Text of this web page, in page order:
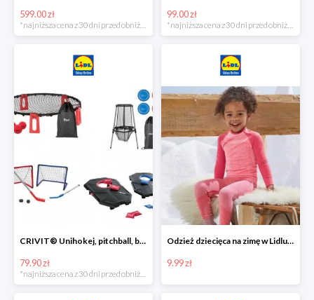
599.00 zł
*najniższa cena z 30 dni przed obniżką
99.00 zł
*najniższa cena z 30 dni przed obniżką
CRIVIT® Unihokej, pitchball, bean bag lub disc golf
79.90 zł
Odzież dziecięca na zimę w Lidlu Online od 9,99 zł
9.99 zł